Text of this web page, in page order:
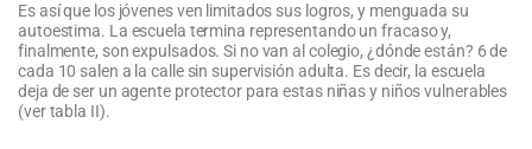
Es así que los jóvenes ven limitados sus logros, y menguada su
autoestima. La escuela termina representando un fracaso y,
finalmente, son expulsados. Si no van al colegio, ¿dónde están? 6 de
cada 10 salen a la calle sin supervisión adulta. Es decir, la escuela
deja de ser un agente protector para estas niñas y niños vulnerables
(ver tabla II).